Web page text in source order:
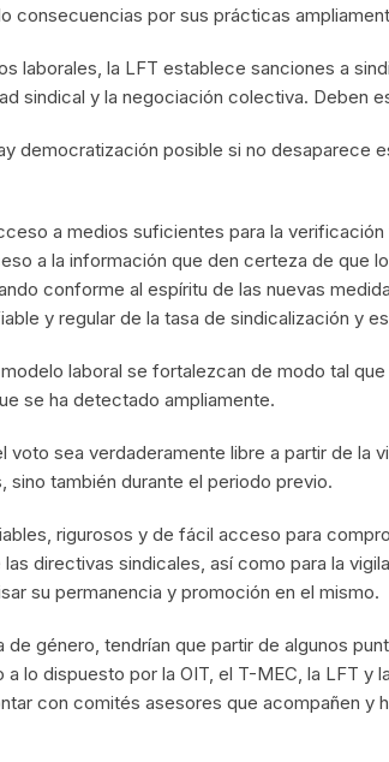
consecuencias por sus prácticas
laborales, la LFT establece sanciones a
sindical y la negociación colectiva. Deben
democratización posible si no
a medios suficientes para la
a la información que den certeza de que
conforme al espíritu de las nuevas
y regular de la tasa de sindicalización y
laboral se fortalezcan de modo tal
se ha detectado ampliamente.
voto sea verdaderamente libre a partir de la
también durante el periodo previo.
rigurosos y de fácil acceso para
directivas sindicales, así como para la
su permanencia y promoción en el mismo.
género, tendrían que partir de algunos
lo dispuesto por la OIT, el T-MEC, la LFT y
con comités asesores que acompañen